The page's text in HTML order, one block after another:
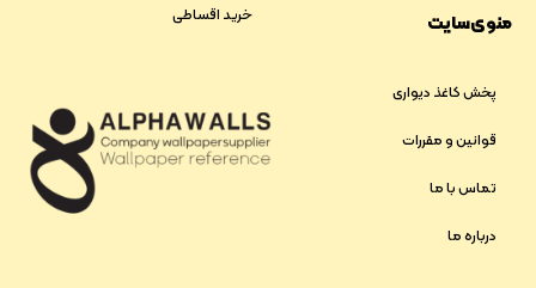
خرید اقساطی
منوی سایت
پخش کاغذ دیواری
قوانین و مقررات
تماس با ما
درباره ما